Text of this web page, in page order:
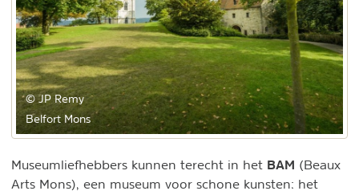
© JP Remy
Belfort Mons
Museumliefhebbers kunnen terecht in het BAM (Beaux
Arts Mons), een museum voor schone kunsten: het